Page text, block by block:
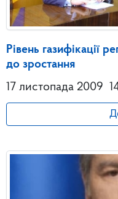
Рівень газифікації
до зростання
17 листопада 2009